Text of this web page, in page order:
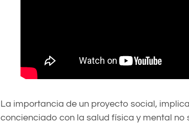
La importancia de un proyecto social,
concienciado con la salud física y mental no